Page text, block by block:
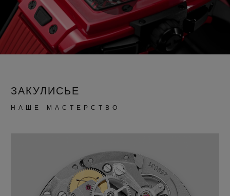
Play
ЗАКУЛИСЬЕ
НАШЕ МАСТЕРСТВО